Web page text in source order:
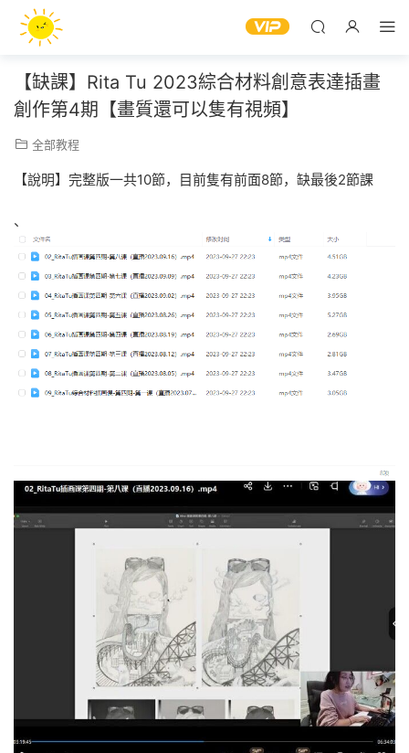
【缺課】Rita Tu 2023綜合材料創意表達插畫
創作第4期【畫質還可以隻有視頻】
全部教程
【說明】完整版一共10節，目前隻有前面8節，缺最後2節課
、